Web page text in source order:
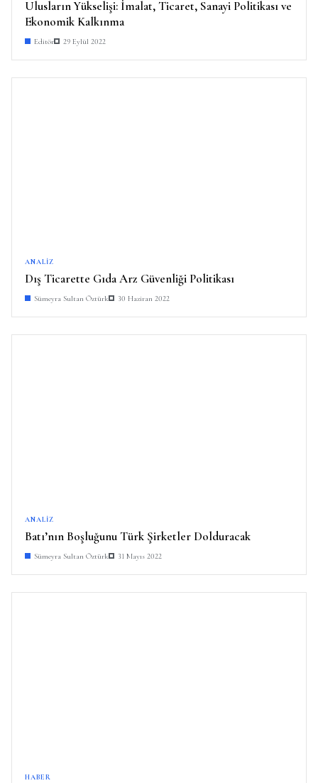
Ulusların Yükselişi: İmalat, Ticaret, Sanayi Politikası ve
Ekonomik Kalkınma
Editör 29 Eylül 2022
ANALIZ
Dış Ticarette Gıda Arz Güvenliği Politikası
Sümeyra Sultan Öztürk 30 Haziran 2022
ANALIZ
Batı’nın Boşluğunu Türk Şirketler Dolduracak
Sümeyra Sultan Öztürk 31 Mayıs 2022
HABER